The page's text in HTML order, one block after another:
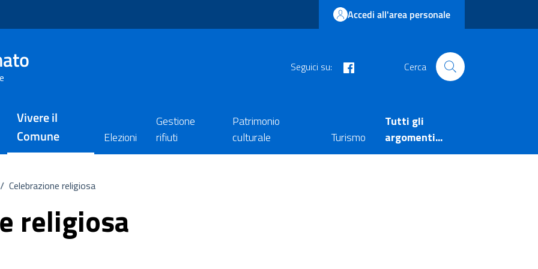
Accedi all'area personale
Seguici su: Cerca
Vivere il
Comune
Elezioni
Gestione
rifiuti
Patrimonio
culturale
Turismo
Tutti gli
argomenti...
/ Celebrazione religiosa
religiosa